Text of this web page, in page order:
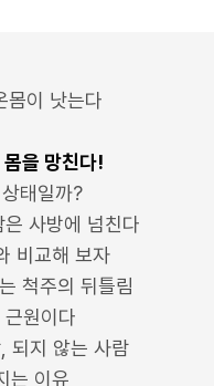
몸이 낫는다
을 망친다!
태일까?
사방에 넘친다
비교해 보자
척주의 뒤틀림
원이다
되지 않는 사람
는 이유